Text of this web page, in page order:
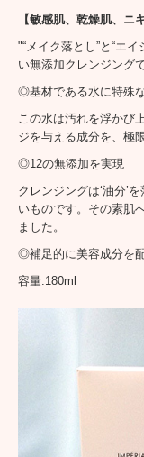
【敏感肌、乾燥肌、ニ
"“メイク落とし”と“エ
い無添加クレンジングで
◎基材である水に特殊
この水は汚れを浮かび
ジを与える成分を、極
◎12の無添加を実現
クレンジングは‘油分’
いものです。その素肌
ました。
◎補足的に美容成分を
容量:180ml